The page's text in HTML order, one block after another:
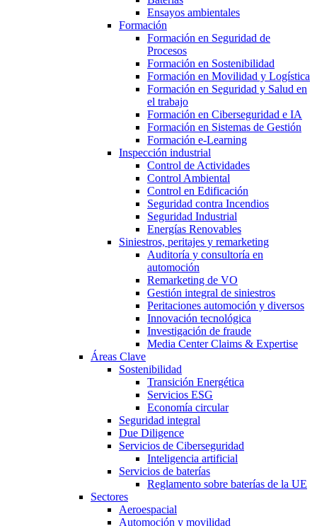
Ensayos ambientales
Formación
Formación en Seguridad de
Procesos
Formación en Sostenibilidad
Formación en Movilidad y Logística
Formación en Seguridad y Salud en
el trabajo
Formación en Ciberseguridad e IA
Formación en Sistemas de Gestión
Formación e-Learning
Inspección industrial
Control de Actividades
Control Ambiental
Control en Edificación
Seguridad contra Incendios
Seguridad Industrial
Energías Renovables
Siniestros, peritajes y remarketing
Auditoría y consultoría en
automoción
Remarketing de VO
Gestión integral de siniestros
Peritaciones automoción y diversos
Innovación tecnológica
Investigación de fraude
Media Center Claims & Expertise
Áreas Clave
Sostenibilidad
Transición Energética
Servicios ESG
Economía circular
Seguridad integral
Due Diligence
Servicios de Ciberseguridad
Inteligencia artificial
Servicios de baterías
Reglamento sobre baterías de la UE
Sectores
Aeroespacial
Automoción y movilidad